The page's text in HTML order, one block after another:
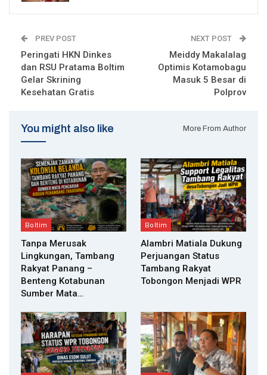
PREV POST
Peringati HKN Dinkes
dan RSU Pratama Boltim
Gelar Skrining
Kesehatan Gratis
NEXT POST
Meiddy Makalalag
Optimis Kotamobagu
Masuk 5 Besar di
Polprov
You might also like More From Author
Boltim
Tanpa Merusak
Lingkungan, Tambang
Rakyat Panang –
Benteng Kotabunan
Sumber Mata…
Boltim
Alambri Matiala Dukung
Perjuangan Status
Tambang Rakyat
Tobongon Menjadi WPR